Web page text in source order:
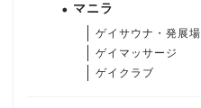
マニラ
ゲイサウナ・発展場
ゲイマッサージ
ゲイクラブ